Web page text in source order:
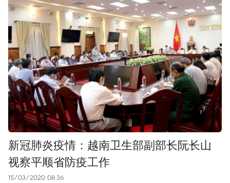
新冠肺炎疫情：越南卫生部副部长阮长山
视察平顺省防疫工作
15/03/2020 08:36